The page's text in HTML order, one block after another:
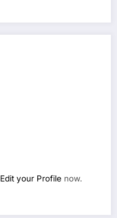
Edit your Profile now.